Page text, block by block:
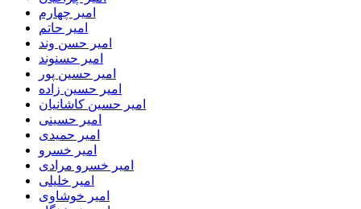
امیر چهارم
امیر حاتم
امیر حسن وند
امیر حسنوند
امیر حسین پور
امیر حسین زاده
امیر حسین کاشانیان
امیر حسینی
امیر حمیدی
امیر خسرو
امیر خسرو مرادی
امیر خلیلی
امیر خوشاوی